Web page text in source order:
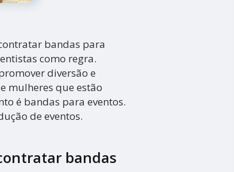
bandas para
como regra.
diversão e
mulheres que estão
é bandas para eventos.
de eventos.
bandas